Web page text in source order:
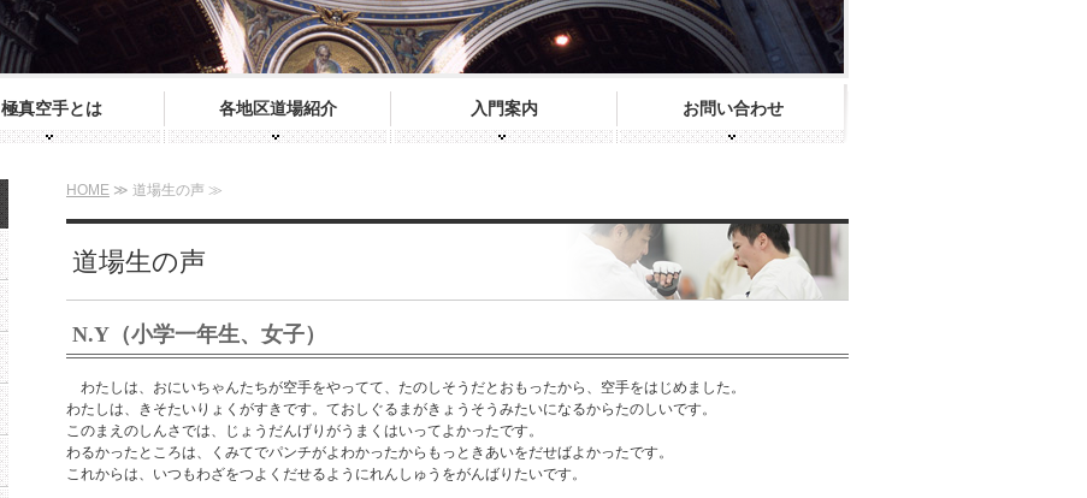
極真空手とは 各地区道場紹介 入門案内 お問い合わせ
HOME ≫ 道場生の声 ≫
道場生の声
N.Y（小学一年生、女子）
わたしは、おにいちゃんたちが空手をやってて、たのしそうだとおもったから、空手をはじめました。
わたしは、きそたいりょくがすきです。ておしぐるまがきょうそうみたいになるからたのしいです。
このまえのしんさでは、じょうだんげりがうまくはいってよかったです。
わるかったところは、くみてでパンチがよわかったからもっときあいをだせばよかったです。
これからは、いつもわざをつよくだせるようにれんしゅうをがんばりたいです。